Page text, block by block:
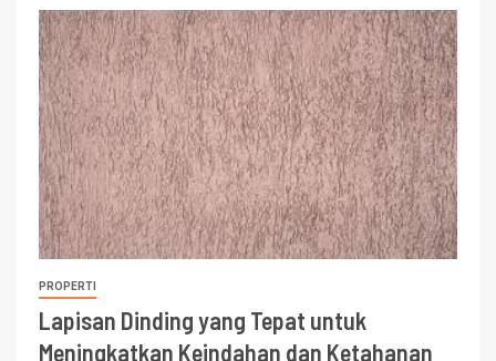
PROPERTI
Lapisan Dinding yang Tepat untuk
Meningkatkan Keindahan dan Ketahanan